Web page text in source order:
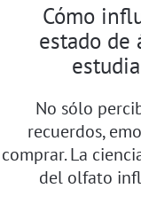
Cómo
estado de
No sólo
recuerdos,
comprar. La
del olfato